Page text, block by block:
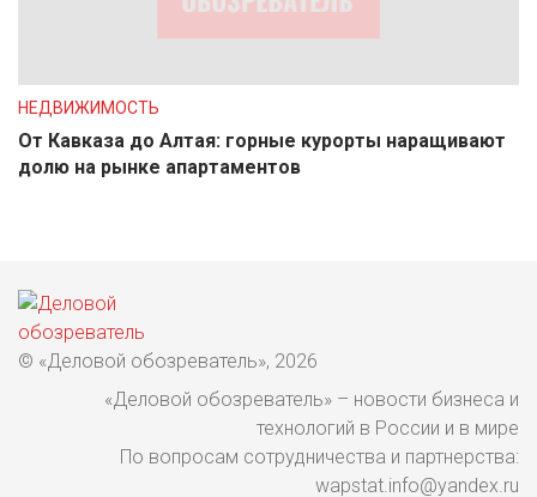
НЕДВИЖИМОСТЬ
От Кавказа до Алтая: горные курорты наращивают
долю на рынке апартаментов
© «Деловой обозреватель», 2026
«Деловой обозреватель» – новости бизнеса и
технологий в России и в мире
По вопросам сотрудничества и партнерства:
wapstat.info@yandex.ru